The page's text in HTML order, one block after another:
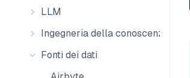
LLM
Ingegneria della conoscenza
Fonti dei dati